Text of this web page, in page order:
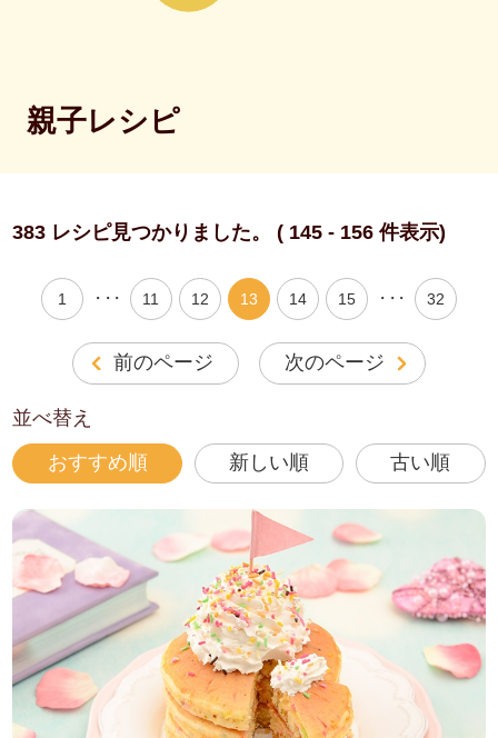
親子レシピ
383 レシピ見つかりました。 ( 145 - 156 件表示)
前のページ
1 ・・・ 11 12 13 14 15 ・・・ 32
次のページ
並べ替え
おすすめ順 新しい順 古い順